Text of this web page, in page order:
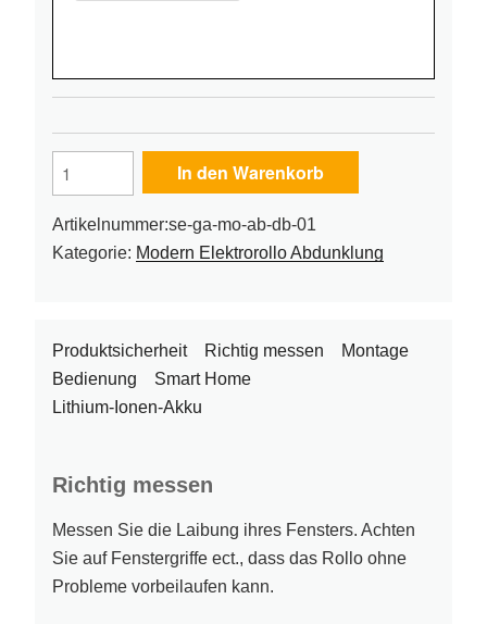
Elektrorollo
Abdunklung
dunkelblau
In den Warenkorb
Artikelnummer:se-ga-mo-ab-db-01
Kategorie: Modern Elektrorollo Abdunklung
Produktsicherheit Richtig messen
Montage
Bedienung
Smart Home
Lithium-Ionen-Akku
Richtig messen
Messen Sie die Laibung ihres Fensters. Achten
Sie auf Fenstergriffe ect., dass das Rollo ohne
Probleme vorbeilaufen kann.